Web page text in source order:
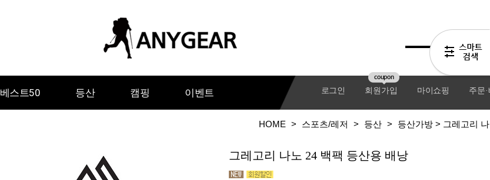
베스트50 등산 캠핑 이벤트 로그인 회원가입
coupon
마이쇼핑 주문
HOME > 스포츠/레저 > 등산 > 등산가방 > 그레고리
그레고리 나노 24 백팩 등산용 배낭